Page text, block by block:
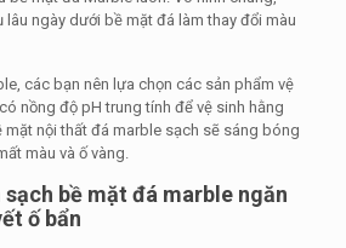
lâu ngày dưới bề mặt đá làm thay đổi màu
các bạn nên lựa chọn các sản phẩm vệ
nồng độ pH trung tính để vệ sinh hằng
nội thất đá marble sạch sẽ sáng bóng
màu và ố vàng.
bề mặt đá marble ngăn
ố bẩn